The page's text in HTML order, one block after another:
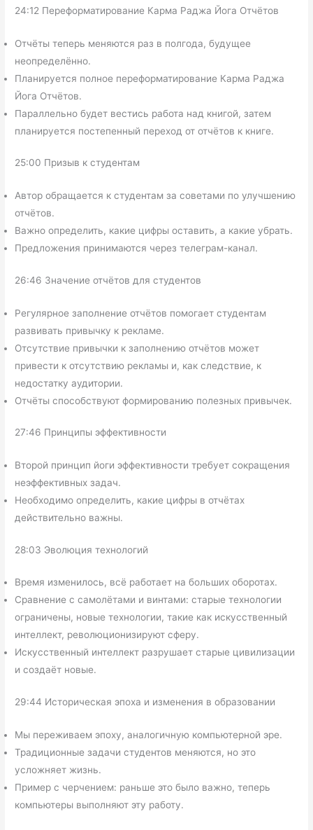
24:12 Переформатирование Карма Раджа Йога Отчётов
Отчёты теперь меняются раз в полгода, будущее
неопределённо.
Планируется полное переформатирование Карма Раджа
Йога Отчётов.
Параллельно будет вестись работа над книгой, затем
планируется постепенный переход от отчётов к книге.
25:00 Призыв к студентам
Автор обращается к студентам за советами по улучшению
отчётов.
Важно определить, какие цифры оставить, а какие убрать.
Предложения принимаются через телеграм-канал.
26:46 Значение отчётов для студентов
Регулярное заполнение отчётов помогает студентам
развивать привычку к рекламе.
Отсутствие привычки к заполнению отчётов может
привести к отсутствию рекламы и, как следствие, к
недостатку аудитории.
Отчёты способствуют формированию полезных привычек.
27:46 Принципы эффективности
Второй принцип йоги эффективности требует сокращения
неэффективных задач.
Необходимо определить, какие цифры в отчётах
действительно важны.
28:03 Эволюция технологий
Время изменилось, всё работает на больших оборотах.
Сравнение с самолётами и винтами: старые технологии
ограничены, новые технологии, такие как искусственный
интеллект, революционизируют сферу.
Искусственный интеллект разрушает старые цивилизации
и создаёт новые.
29:44 Историческая эпоха и изменения в образовании
Мы переживаем эпоху, аналогичную компьютерной эре.
Традиционные задачи студентов меняются, но это
усложняет жизнь.
Пример с черчением: раньше это было важно, теперь
компьютеры выполняют эту работу.